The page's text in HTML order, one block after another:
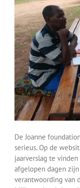
De Joanne
serieus. Op de
jaarverslag te
afgelopen dagen
verantwoording van